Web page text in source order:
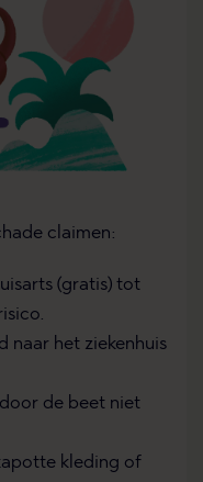
claimen:
(gratis) tot
naar het ziekenhuis
de beet niet
kleding of